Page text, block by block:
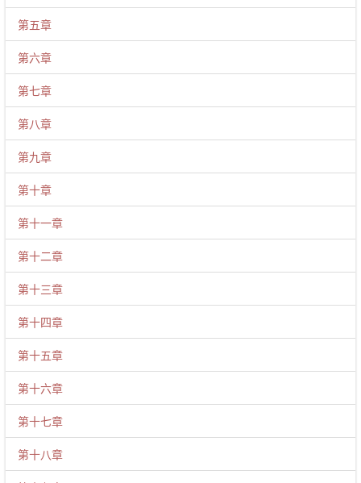
第五章
第六章
第七章
第八章
第九章
第十章
第十一章
第十二章
第十三章
第十四章
第十五章
第十六章
第十七章
第十八章